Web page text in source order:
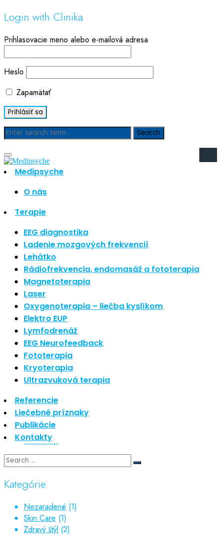
Login with Clinika
Prihlasovacie meno alebo e-mailová adresa
Heslo
Zapamätať
Medipsyche
O nás
Terapie
EEG diagnostika
Ladenie mozgových frekvencií
Lehátko
Rádiofrekvencia, endomasáž a fototerapia
Magnetoterapia
Laser
Oxygenoterapia – liečba kyslíkom
Elektro EUP
Lymfodrenáž
EEG Neurofeedback
Fototerapia
Kryoterapia
Ultrazvuková terapia
Referencie
Liečebné príznaky
Publikácie
Kontakty
Blog
Hľadať
Najnovšie články
Nové polarizované svetlo
So psoriázou netreba žiť
Rozšírenie služieb
Hudba a vývoj mozgu
Najnovšie komentáre
Žiadne komentáre na zobrazenie.
Archív
september 2021
apríl 2021
august 2020
Kategórie
Nezaradené
Skin Care
Zdravý štýl
Kategórie
Nezaradené (1)
Skin Care (1)
Zdravý štýl (2)